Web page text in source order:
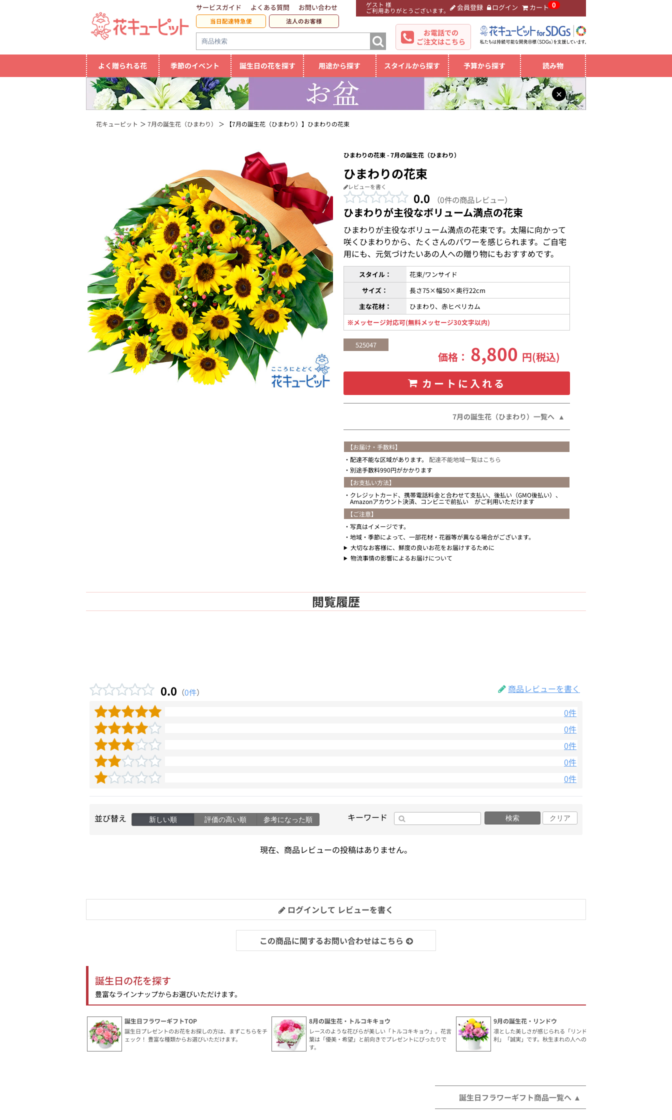
ゲスト 様
ご利用ありがとうございます。 会員登録 ログイン カート 0
サービスガイド よくある質問 お問い合わせ
当日配達特急便 法人のお客様
お電話での
ご注文はこちら
よく贈られる花 季節のイベント 誕生日の花を探す 用途から探す スタイルから探す 予算から探す 読み物
×
花キューピット 7月の誕生花（ひまわり） 【7月の誕生花（ひまわり）】ひまわりの花束
ひまわりの花束 - 7月の誕生花（ひまわり）
ひまわりの花束
レビューを書く
0.0 （0件の商品レビュー）
ひまわりが主役なボリューム満点の花束
ひまわりが主役なボリューム満点の花束です。太陽に向かって
咲くひまわりから、たくさんのパワーを感じられます。ご自宅
用にも、元気づけたいあの人への贈り物にもおすすめです。
スタイル：
花束/ワンサイド
サイズ：
長さ75×幅50×奥行22cm
主な花材：
ひまわり、赤ヒペリカム
※メッセージ対応可(無料メッセージ30文字以内)
525047
価格： 8,800 円(税込)
カートに入れる
7月の誕生花（ひまわり）一覧へ
【お届け・手数料】
配達不能な区域があります。 配達不能地域一覧はこちら
別途手数料990円がかかります
【お支払い方法】
クレジットカード、携帯電話料金と合わせて支払い、後払い（GMO後払い）、
Amazonアカウント決済、コンビニで前払い がご利用いただけます
【ご注意】
写真はイメージです。
地域・季節によって、一部花材・花器等が異なる場合がございます。
大切なお客様に、鮮度の良いお花をお届けするために
物流事情の影響によるお届けについて
閲覧履歴
0.0 （0件）
商品レビューを書く
0件
0件
0件
0件
0件
並び替え 新しい順 評価の高い順 参考になった順 キーワード 検索 クリア
現在、商品レビューの投稿はありません。
ログインして レビューを書く
この商品に関するお問い合わせはこちら
誕生日の花を探す
豊富なラインナップからお選びいただけます。
誕生日フラワーギフトTOP
誕生日プレゼントのお花をお探しの方は、まずこちらをチ
ェック！ 豊富な種類からお選びいただけます。
8月の誕生花・トルコキキョウ
レースのような花びらが美しい「トルコキキョウ」。花言
葉は「優美・希望」と前向きでプレゼントにぴったりで
す。
9月の誕生花・リンドウ
凛とした美しさが感じられる「リンドウ」。花言葉は「勝
利」「誠実」です。秋生まれの人へのギフトにおすすめ。
誕生日フラワーギフト商品一覧へ